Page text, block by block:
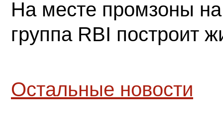
На месте промзоны
группа RBI построит
Остальные новости